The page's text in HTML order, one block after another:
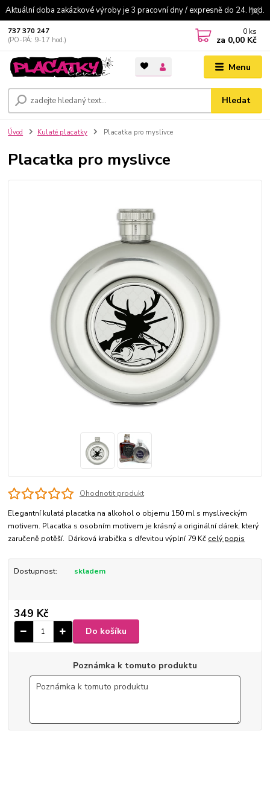
Aktuální doba zakázkové výroby je 3 pracovní dny / expresně do 24. hod.
Menu
Hledat
737 370 247
(PO-PÁ: 9-17 hod.)
0 ks
za 0,00 Kč
Úvod Kulaté placatky Placatka pro myslivce
Placatka pro myslivce
Ohodnotit produkt
Elegantní kulatá placatka na alkohol o objemu 150 ml s mysliveckým
motivem. Placatka s osobním motivem je krásný a originální dárek, který
zaručeně potěší. Dárková krabička s dřevitou výplní 79 Kč celý popis
Dostupnost: skladem
349 Kč
Do košíku
Poznámka k tomuto produktu